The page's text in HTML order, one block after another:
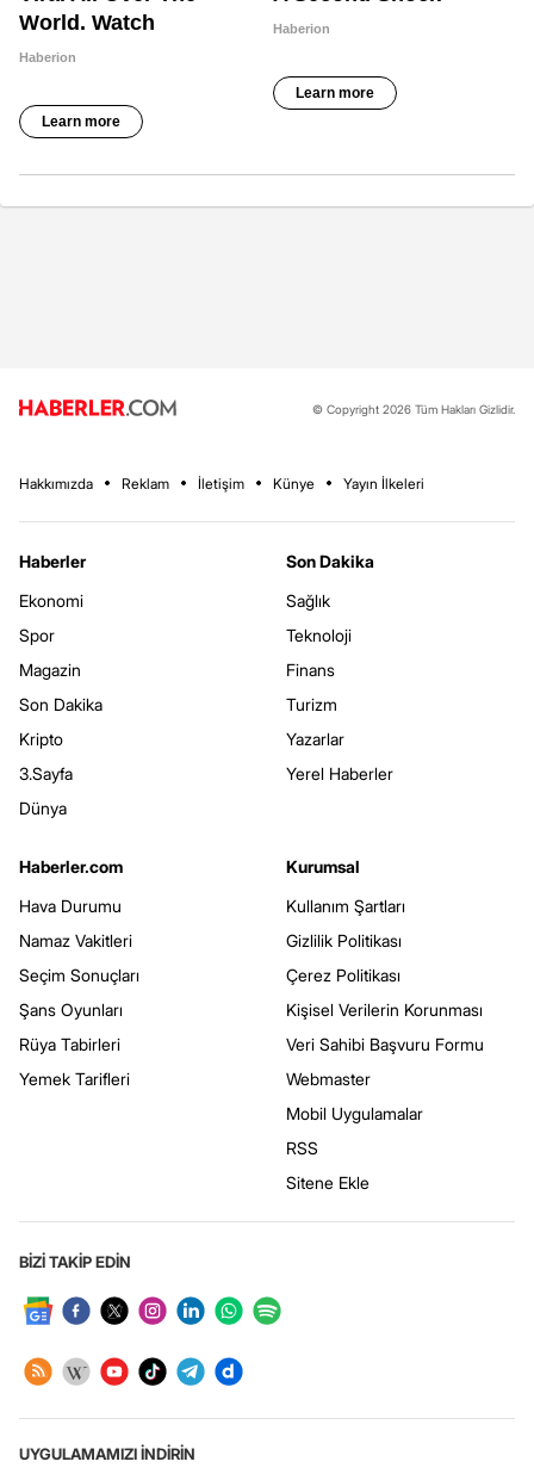
© Copyright 2026 Tüm Hakları Gizlidir.
Hakkımızda Reklam İletişim Künye Yayın İlkeleri
Haberler
Ekonomi
Spor
Magazin
Son Dakika
Kripto
3.Sayfa
Dünya
Son Dakika
Sağlık
Teknoloji
Finans
Turizm
Yazarlar
Yerel Haberler
Haberler.com
Hava Durumu
Namaz Vakitleri
Seçim Sonuçları
Şans Oyunları
Rüya Tabirleri
Yemek Tarifleri
Kurumsal
Kullanım Şartları
Gizlilik Politikası
Çerez Politikası
Kişisel Verilerin Korunması
Veri Sahibi Başvuru Formu
Webmaster
Mobil Uygulamalar
RSS
Sitene Ekle
BİZİ TAKİP EDİN
UYGULAMAMIZI İNDİRİN